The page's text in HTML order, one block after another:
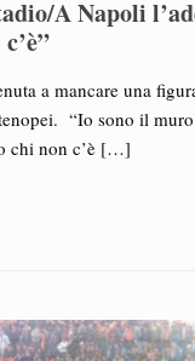
A Napoli
a mancare una
“Io sono il
chi non c’è […]